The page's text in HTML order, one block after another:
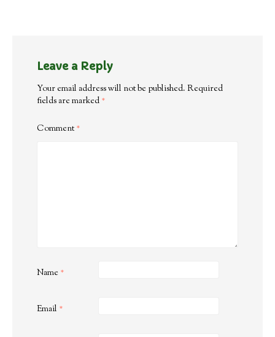
Leave a Reply
Your email address will not be published. Required
fields are marked *
Comment*
Name *
Email *